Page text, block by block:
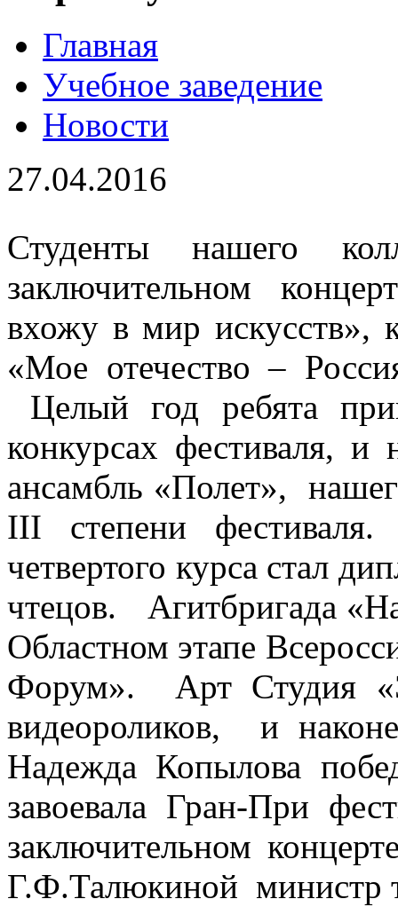
Главная
Учебное заведение
Новости
27.04.2016
Студенты нашего
заключительном
вхожу в мир искусств»,
«Мое отечество –
Целый год ребята
конкурсах фестиваля, и
ансамбль «Полет»,
III степени
четвертого курса стал
чтецов. Агитбригада
Областном этапе
Форум». Арт Студия
видеороликов, и
Надежда Копылова
завоевала Гран-При
заключительном
Г.Ф.Талюкиной министр